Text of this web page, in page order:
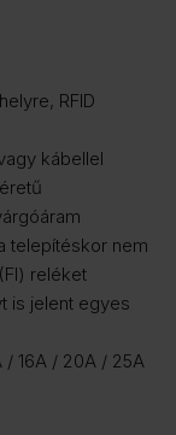
RFID
kábellel
telepítéskor nem
reléket
is jelent egyes
/ 16A / 20A / 25A